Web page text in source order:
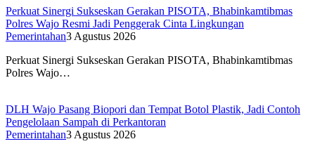
Perkuat Sinergi Sukseskan Gerakan PISOTA, Bhabinkamtibmas
Polres Wajo Resmi Jadi Penggerak Cinta Lingkungan
Pemerintahan3 Agustus 2026
Perkuat Sinergi Sukseskan Gerakan PISOTA, Bhabinkamtibmas
Polres Wajo…
DLH Wajo Pasang Biopori dan Tempat Botol Plastik, Jadi Contoh
Pengelolaan Sampah di Perkantoran
Pemerintahan3 Agustus 2026